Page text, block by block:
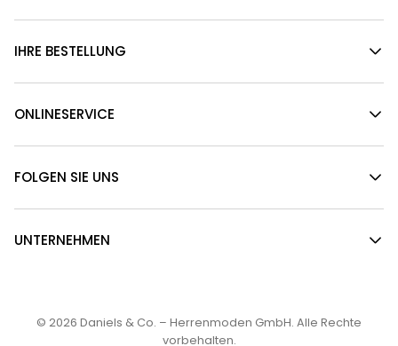
IHRE BESTELLUNG
ONLINESERVICE
FOLGEN SIE UNS
UNTERNEHMEN
© 2026 Daniels & Co. – Herrenmoden GmbH. Alle Rechte
vorbehalten.